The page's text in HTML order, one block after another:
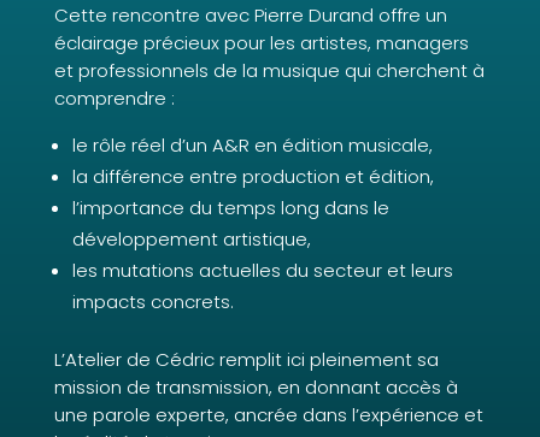
Cette rencontre avec Pierre Durand offre un
éclairage précieux pour les artistes, managers
et professionnels de la musique qui cherchent à
comprendre :
le rôle réel d’un A&R en édition musicale,
la différence entre production et édition,
l’importance du temps long dans le
développement artistique,
les mutations actuelles du secteur et leurs
impacts concrets.
L’Atelier de Cédric remplit ici pleinement sa
mission de transmission, en donnant accès à
une parole experte, ancrée dans l’expérience et